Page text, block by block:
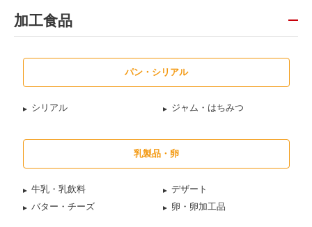
加工食品
パン・シリアル
シリアル ジャム・はちみつ
乳製品・卵
牛乳・乳飲料
デザート
バター・チーズ
卵・卵加工品